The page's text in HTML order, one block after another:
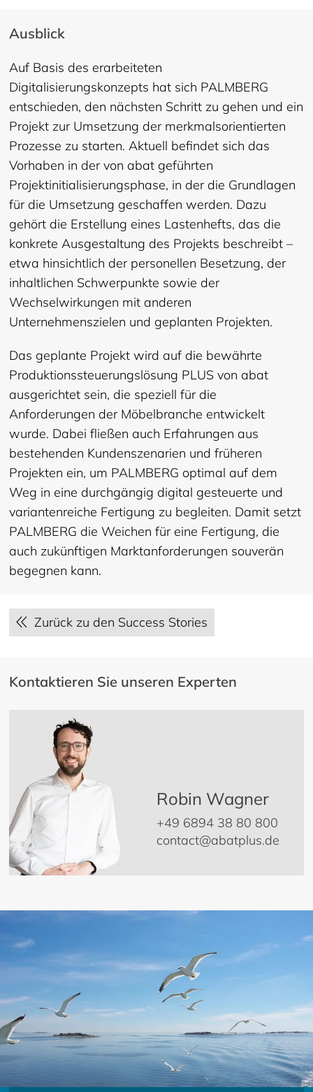
Ausblick
Auf Basis des erarbeiteten
Digitalisierungskonzepts hat sich PALMBERG
entschieden, den nächsten Schritt zu gehen und ein
Projekt zur Umsetzung der merkmalsorientierten
Prozesse zu starten. Aktuell befindet sich das
Vorhaben in der von abat geführten
Projektinitialisierungsphase, in der die Grundlagen
für die Umsetzung geschaffen werden. Dazu
gehört die Erstellung eines Lastenhefts, das die
konkrete Ausgestaltung des Projekts beschreibt –
etwa hinsichtlich der personellen Besetzung, der
inhaltlichen Schwerpunkte sowie der
Wechselwirkungen mit anderen
Unternehmenszielen und geplanten Projekten.
Das geplante Projekt wird auf die bewährte
Produktionssteuerungslösung PLUS von abat
ausgerichtet sein, die speziell für die
Anforderungen der Möbelbranche entwickelt
wurde. Dabei fließen auch Erfahrungen aus
bestehenden Kundenszenarien und früheren
Projekten ein, um PALMBERG optimal auf dem
Weg in eine durchgängig digital gesteuerte und
variantenreiche Fertigung zu begleiten. Damit setzt
PALMBERG die Weichen für eine Fertigung, die
auch zukünftigen Marktanforderungen souverän
begegnen kann.
Zurück zu den Success Stories
Kontaktieren Sie unseren Experten
Robin Wagner
+49 6894 38 80 800
contact@abatplus.de